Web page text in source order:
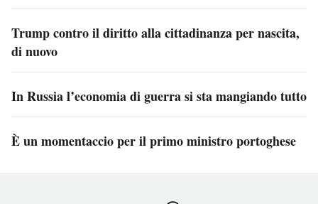
Trump contro il diritto alla cittadinanza per nascita,
di nuovo
In Russia l’economia di guerra si sta mangiando tutto
È un momentaccio per il primo ministro portoghese